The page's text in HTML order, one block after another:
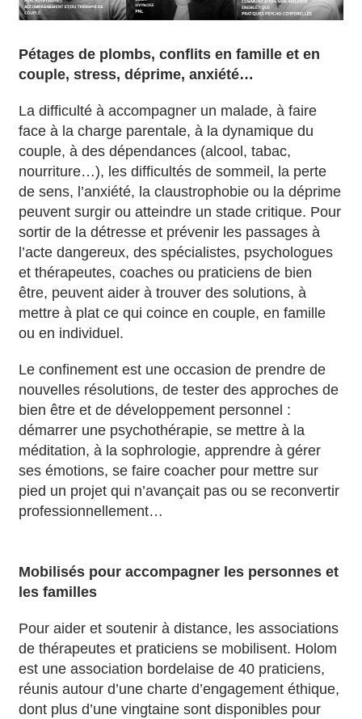
Pétages de plombs, conflits en famille et en
couple, stress, déprime, anxiété…
La difficulté à accompagner un malade, à faire
face à la charge parentale, à la dynamique du
couple, à des dépendances (alcool, tabac,
nourriture…), les difficultés de sommeil, la perte
de sens, l’anxiété, la claustrophobie ou la déprime
peuvent surgir ou atteindre un stade critique. Pour
sortir de la détresse et prévenir les passages à
l’acte dangereux, des spécialistes, psychologues
et thérapeutes, coaches ou praticiens de bien
être, peuvent aider à trouver des solutions, à
mettre à plat ce qui coince en couple, en famille
ou en individuel.
Le confinement est une occasion de prendre de
nouvelles résolutions, de tester des approches de
bien être et de développement personnel :
démarrer une psychothérapie, se mettre à la
méditation, à la sophrologie, apprendre à gérer
ses émotions, se faire coacher pour mettre sur
pied un projet qui n’avançait pas ou se reconvertir
professionnellement…
Mobilisés pour accompagner les personnes et
les familles
Pour aider et soutenir à distance, les associations
de thérapeutes et praticiens se mobilisent. Holom
est une association bordelaise de 40 praticiens,
réunis autour d’une charte d’engagement éthique,
dont plus d’une vingtaine sont disponibles pour